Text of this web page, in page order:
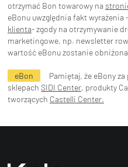
otrzymać Bon towarowy na
eBonu uwzględnia fakt
klienta- zgody na otrzymywanie
marketingowe, np. newsletter
wartość eBonu zostanie obniżona
eBon
Pamiętaj, że eBony
sklepach SIDI Center, produkty
tworzących Castelli Center.